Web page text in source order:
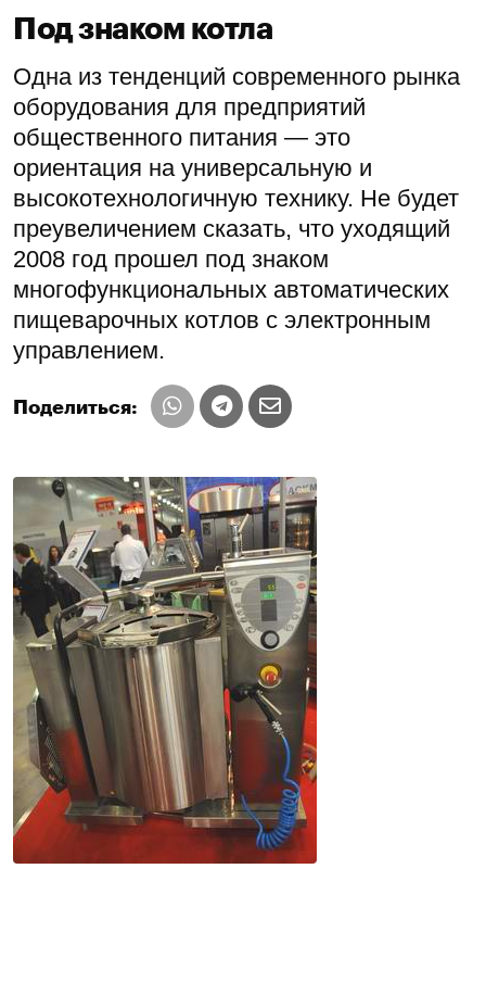
Под знаком котла
Одна из тенденций современного рынка
оборудования для предприятий
общественного питания — это
ориентация на универсальную и
высокотехнологичную технику. Не будет
преувеличением сказать, что уходящий
2008 год прошел под знаком
многофункциональных автоматических
пищеварочных котлов с электронным
управлением.
Поделиться: